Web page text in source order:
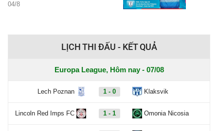
04/8
LỊCH THI ĐẤU - KẾT QUẢ
Europa League, Hôm nay - 07/08
Lech Poznan 1 - 0 Klaksvik
Lincoln Red Imps FC 1 - 1 Omonia Nicosia